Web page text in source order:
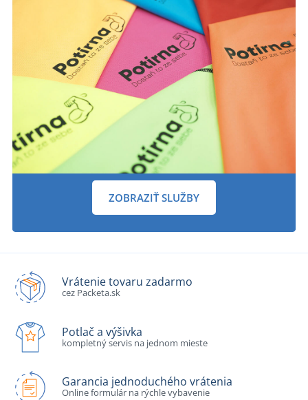
ZOBRAZIŤ SLUŽBY
Vrátenie tovaru zadarmo
cez Packeta.sk
Potlač a výšivka
kompletný servis na jednom mieste
Garancia jednoduchého vrátenia
Online formulár na rýchle vybavenie